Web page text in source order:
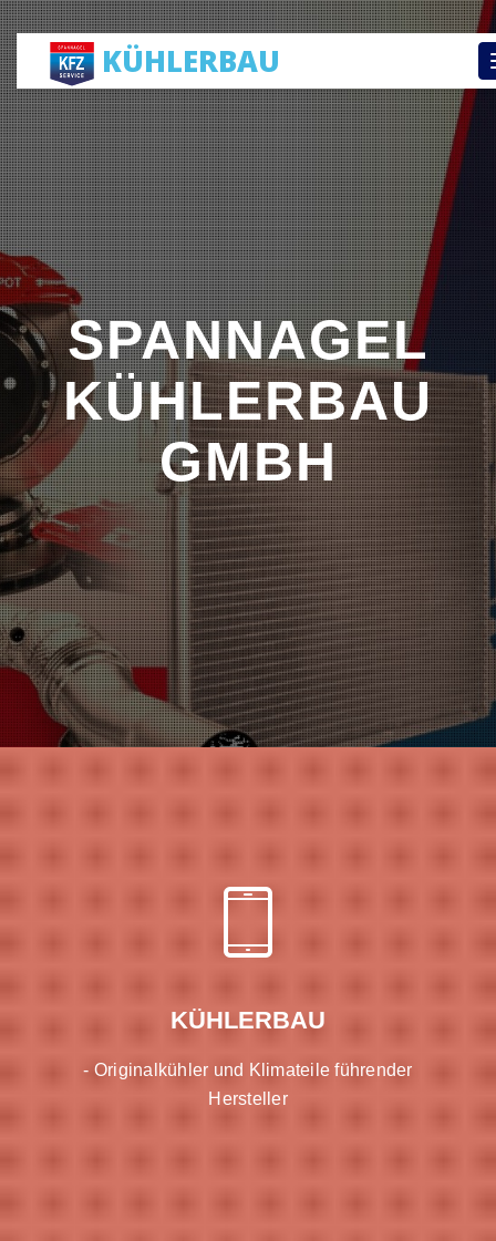
KÜHLERBAU
SPANNAGEL
KÜHLERBAU
GMBH
KÜHLERBAU
- Originalkühler und Klimateile führender
Hersteller